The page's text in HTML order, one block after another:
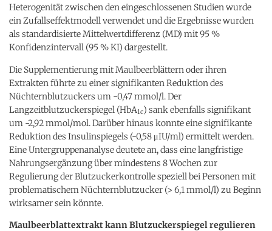
Heterogenität zwischen den eingeschlossenen Studien wurde
ein Zufallseffektmodell verwendet und die Ergebnisse wurden
als standardisierte Mittelwertdifferenz (MD) mit 95 %
Konfidenzintervall (95 % KI) dargestellt.
Die Supplementierung mit Maulbeerblättern oder ihren
Extrakten führte zu einer signifikanten Reduktion des
Nüchternblutzuckers um -0,47 mmol/l. Der
Langzeitblutzuckerspiegel (HbA1c) sank ebenfalls signifikant
um -2,92 mmol/mol. Darüber hinaus konnte eine signifikante
Reduktion des Insulinspiegels (-0,58 μIU/ml) ermittelt werden.
Eine Untergruppenanalyse deutete an, dass eine langfristige
Nahrungsergänzung über mindestens 8 Wochen zur
Regulierung der Blutzuckerkontrolle speziell bei Personen mit
problematischem Nüchternblutzucker (> 6,1 mmol/l) zu Beginn
wirksamer sein könnte.
Maulbeerblattextrakt kann Blutzuckerspiegel regulieren